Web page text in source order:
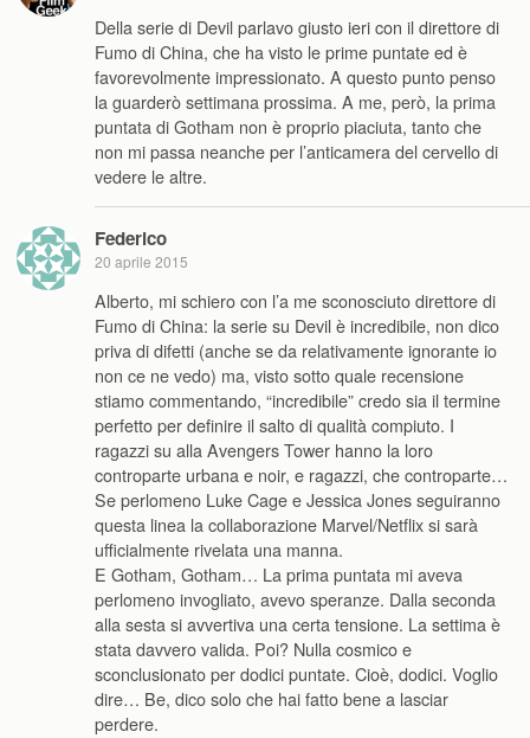
Della serie di Devil parlavo giusto ieri con il direttore di
Fumo di China, che ha visto le prime puntate ed è
favorevolmente impressionato. A questo punto penso
la guarderò settimana prossima. A me, però, la prima
puntata di Gotham non è proprio piaciuta, tanto che
non mi passa neanche per l’anticamera del cervello di
vedere le altre.
Federico
20 aprile 2015
Alberto, mi schiero con l’a me sconosciuto direttore di
Fumo di China: la serie su Devil è incredibile, non dico
priva di difetti (anche se da relativamente ignorante io
non ce ne vedo) ma, visto sotto quale recensione
stiamo commentando, “incredibile” credo sia il termine
perfetto per definire il salto di qualità compiuto. I
ragazzi su alla Avengers Tower hanno la loro
controparte urbana e noir, e ragazzi, che controparte…
Se perlomeno Luke Cage e Jessica Jones seguiranno
questa linea la collaborazione Marvel/Netflix si sarà
ufficialmente rivelata una manna.
E Gotham, Gotham… La prima puntata mi aveva
perlomeno invogliato, avevo speranze. Dalla seconda
alla sesta si avvertiva una certa tensione. La settima è
stata davvero valida. Poi? Nulla cosmico e
sconclusionato per dodici puntate. Cioè, dodici. Voglio
dire… Be, dico solo che hai fatto bene a lasciar
perdere.